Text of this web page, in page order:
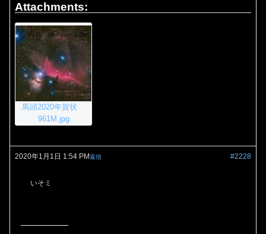
Attachments:
馬頭2020年賀状
961M.jpg
2020年1月1日 1:54 PM #2228
返信
いそミ